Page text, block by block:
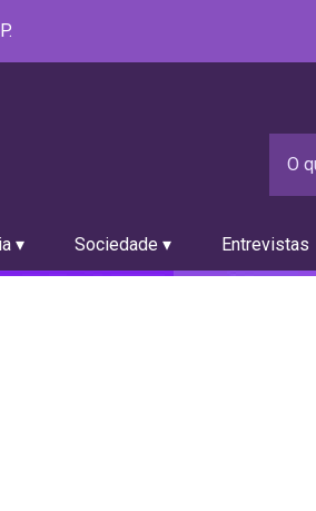
▾ Sociedade ▾ Entrevistas